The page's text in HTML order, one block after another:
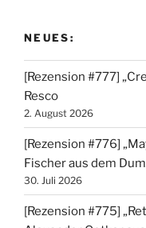
NEUES:
[Rezension #777]
Resco
2. August 2026
[Rezension #776]
Fischer aus dem
30. Juli 2026
[Rezension #775]